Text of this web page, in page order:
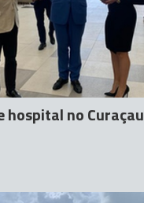
hospital no Curaçau